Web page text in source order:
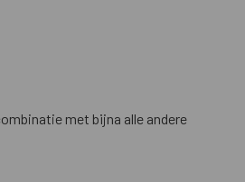
met bijna alle andere